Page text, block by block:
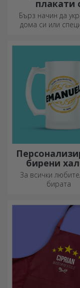
плакати
Бърз начин да
дома си или
бирени
За всички
бирата